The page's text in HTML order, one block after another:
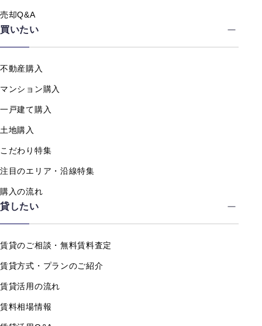
売却Q&A
買いたい
不動産購入
マンション購入
一戸建て購入
土地購入
こだわり特集
注目のエリア・沿線特集
購入の流れ
貸したい
賃貸のご相談・無料賃料査定
賃貸方式・プランのご紹介
賃貸活用の流れ
賃料相場情報